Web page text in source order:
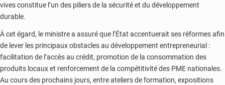
vives constitue l’un des piliers de la sécurité et du développement
durable.
À cet égard, le ministre a assuré que l’État accentuerait ses réformes afin
de lever les principaux obstacles au développement entrepreneurial :
facilitation de l’accès au crédit, promotion de la consommation des
produits locaux et renforcement de la compétitivité des PME nationales.
Au cours des prochains jours, entre ateliers de formation, expositions